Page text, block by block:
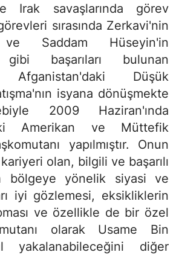
Irak savaşlarında görev
sırasında Zerkavi'nin
ve Saddam Hüseyin'in
gibi başarıları bulunan
Afganistan'daki Düşük
isyana dönüşmekte
2009 Haziran'ında
Amerikan ve Müttefik
yapılmıştır. Onun
olan, bilgili ve başarılı
bölgeye yönelik siyasi ve
iyi gözlemesi, eksikliklerin
ve özellikle de bir özel
olarak Usame Bin
yakalanabileceğini diğer